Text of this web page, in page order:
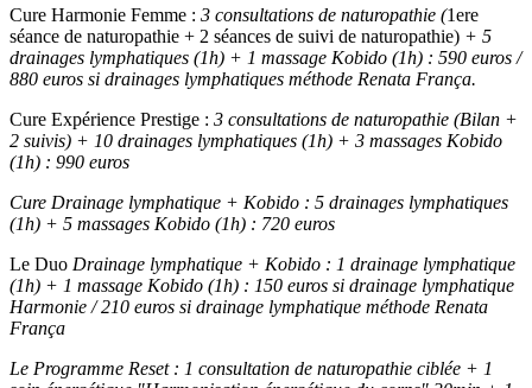
Cure Harmonie Femme : 3 consultations de naturopathie (1ere
séance de naturopathie + 2 séances de suivi de naturopathie) + 5
drainages lymphatiques (1h) + 1 massage Kobido (1h) : 590 euros /
880 euros si drainages lymphatiques méthode Renata França.
Cure Expérience Prestige : 3 consultations de naturopathie (Bilan +
2 suivis) + 10 drainages lymphatiques (1h) + 3 massages Kobido
(1h) : 990 euros
Cure Drainage lymphatique + Kobido : 5 drainages lymphatiques
(1h) + 5 massages Kobido (1h) : 720 euros
Le Duo Drainage lymphatique + Kobido : 1 drainage lymphatique
(1h) + 1 massage Kobido (1h) : 150 euros si drainage lymphatique
Harmonie / 210 euros si drainage lymphatique méthode Renata
França
Le Programme Reset : 1 consultation de naturopathie ciblée + 1